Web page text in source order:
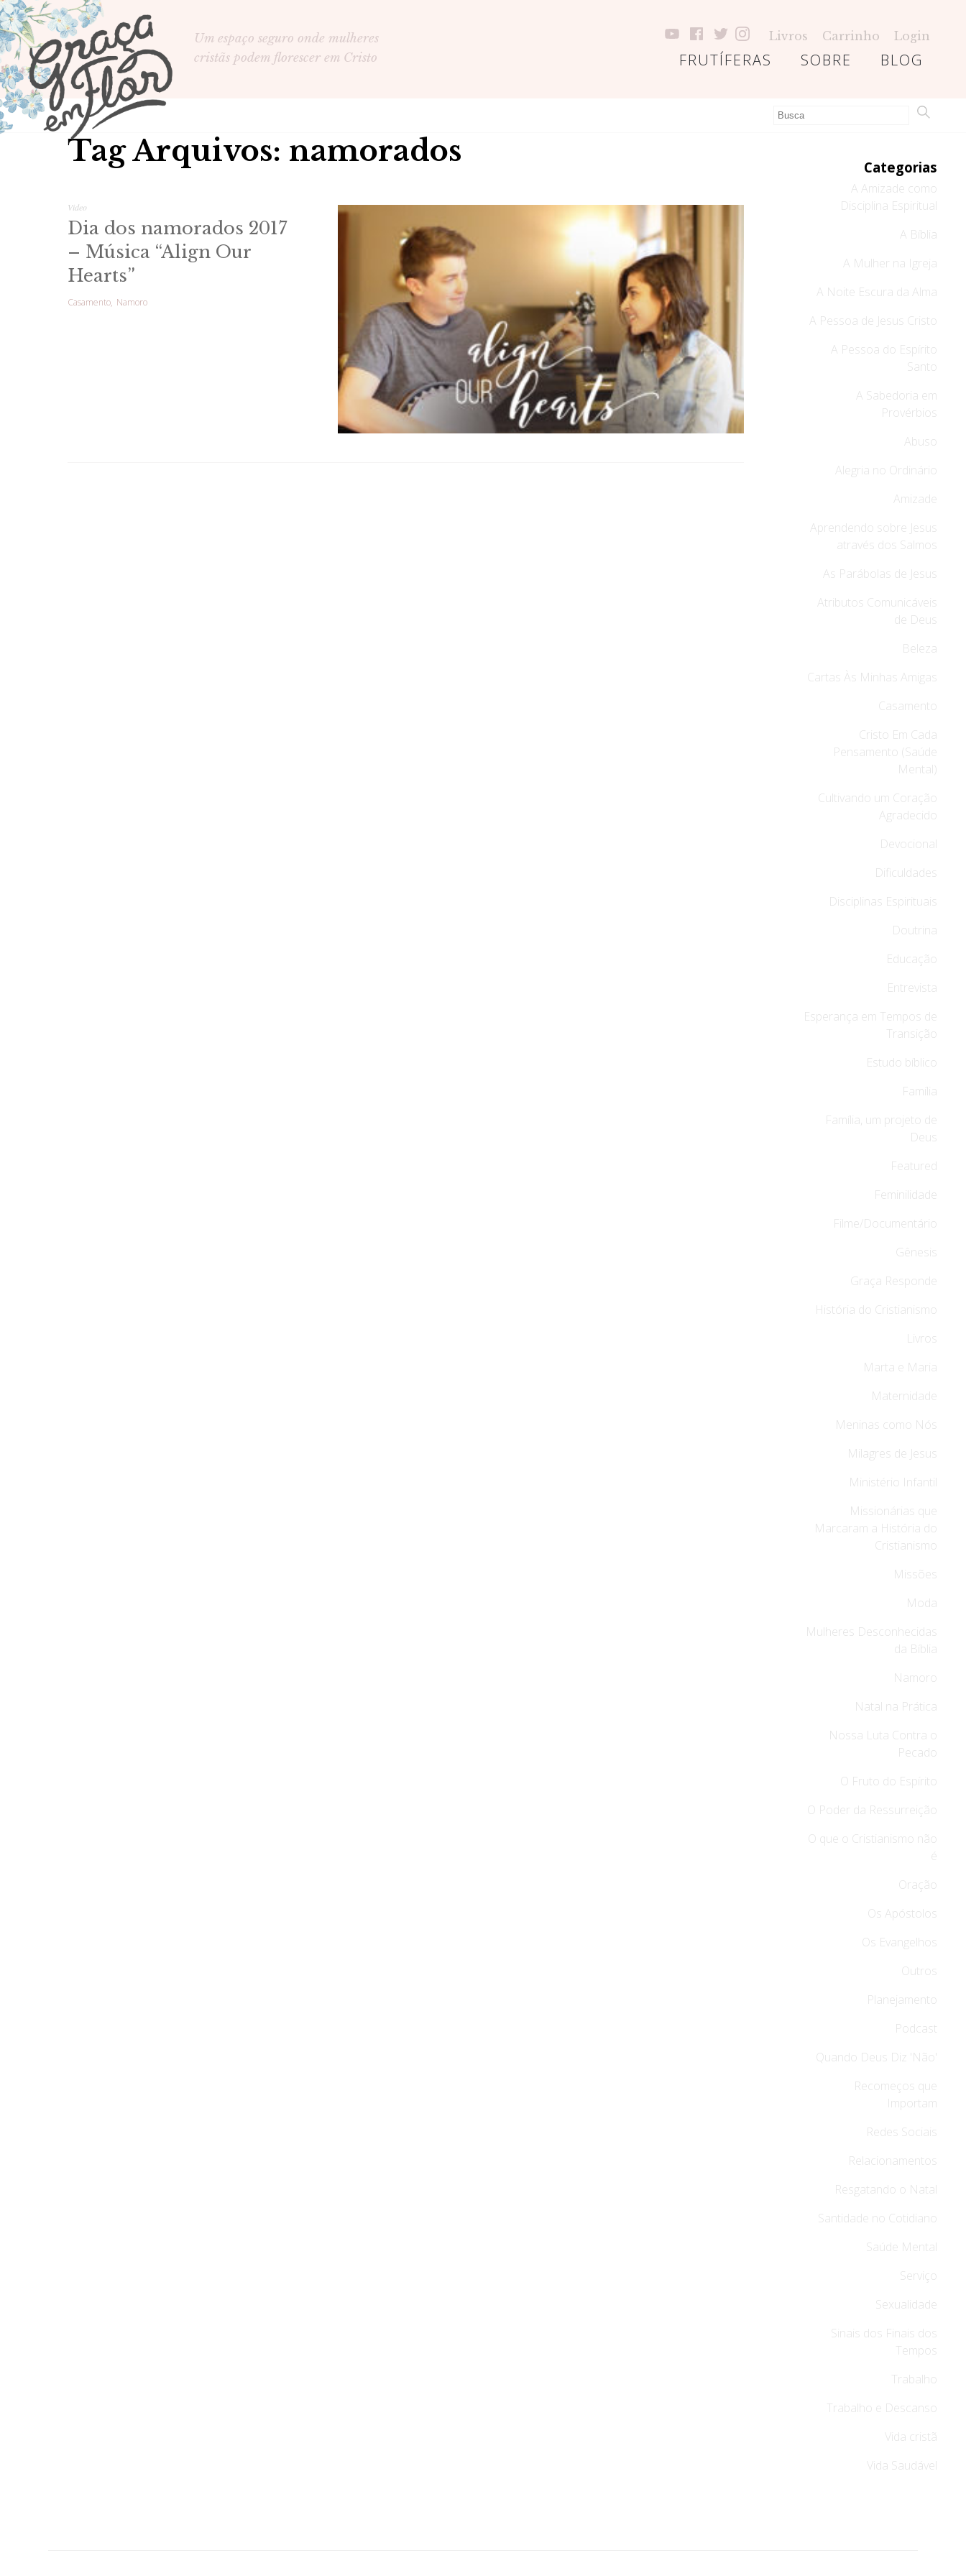
Um espaço seguro onde mulheres
cristãs podem florescer em Cristo
Livros Carrinho Login
BLOG
SOBRE
FRUTÍFERAS
Tag Arquivos: namorados
Video
Dia dos namorados 2017
– Música “Align Our
Hearts”
Casamento Namoro
Categorias
A Amizade como
Disciplina Espiritual
A Bíblia
A Mulher na Igreja
A Noite Escura da Alma
A Pessoa de Jesus Cristo
A Pessoa do Espírito
Santo
A Sabedoria em
Provérbios
Abuso
Alegria no Ordinário
Amizade
Aprendendo sobre Jesus
através dos Salmos
As Parábolas de Jesus
Atributos Comunicáveis
de Deus
Beleza
Cartas Às Minhas Amigas
Casamento
Cristo Em Cada
Pensamento (Saúde
Mental)
Cultivando um Coração
Agradecido
Devocional
Dificuldades
Disciplinas Espirituais
Doutrina
Educação
Entrevista
Esperança em Tempos de
Transição
Estudo bíblico
Família
Família, um projeto de
Deus
Featured
Feminilidade
Filme/Documentário
Gênesis
Graça Responde
História do Cristianismo
Livros
Marta e Maria
Maternidade
Meninas como Nós
Milagres de Jesus
Ministério Infantil
Missionárias que
Marcaram a História do
Cristianismo
Missões
Moda
Mulheres Desconhecidas
da Bíblia
Namoro
Natal na Prática
Nossa Luta Contra o
Pecado
O Fruto do Espírito
O Poder da Ressurreição
O que o Cristianismo não
é
Oração
Os Apóstolos
Os Evangelhos
Outros
Planejamento
Podcast
Quando Deus Diz 'Não'
Recomeços que
Importam
Redes Sociais
Relacionamentos
Resgatando o Natal
Santidade no Cotidiano
Saúde Mental
Serviço
Sexualidade
Sinais dos Finais dos
Tempos
Trabalho
Trabalho e Descanso
Vida cristã
Vida Saudável